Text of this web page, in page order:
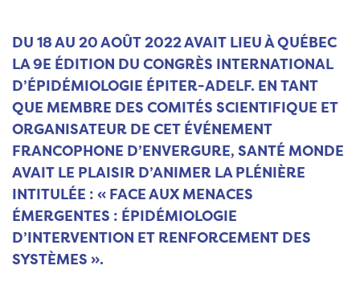
DU 18 AU 20 AOÛT 2022 AVAIT LIEU À QUÉBEC
LA 9E ÉDITION DU CONGRÈS INTERNATIONAL
D’ÉPIDÉMIOLOGIE ÉPITER-ADELF. EN TANT
QUE MEMBRE DES COMITÉS SCIENTIFIQUE ET
ORGANISATEUR DE CET ÉVÉNEMENT
FRANCOPHONE D’ENVERGURE, SANTÉ MONDE
AVAIT LE PLAISIR D’ANIMER LA PLÉNIÈRE
INTITULÉE : « FACE AUX MENACES
ÉMERGENTES : ÉPIDÉMIOLOGIE
D’INTERVENTION ET RENFORCEMENT DES
SYSTÈMES ».